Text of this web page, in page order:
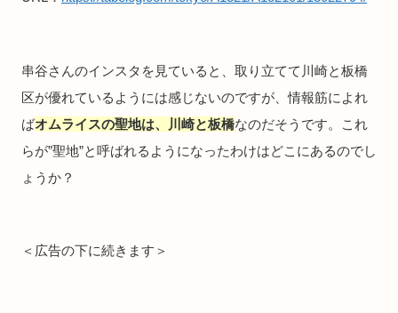
串谷さんのインスタを見ていると、取り立てて川崎と板橋
区が優れているようには感じないのですが、情報筋によれ
ばオムライスの聖地は、川崎と板橋なのだそうです。これ
らが”聖地”と呼ばれるようになったわけはどこにあるのでし
ょうか？
＜広告の下に続きます＞